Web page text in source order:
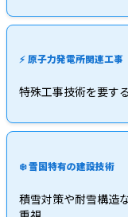
⚡ 原子力発電所関連工事
特殊工事技術を要す
❄️ 雪国特有の建設技術
積雪対策や耐雪構造